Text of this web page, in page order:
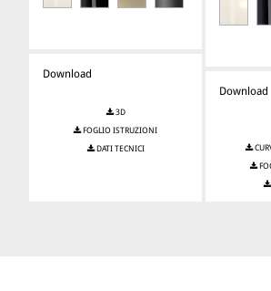
Download
3D
FOGLIO ISTRUZIONI
DATI TECNICI
Download